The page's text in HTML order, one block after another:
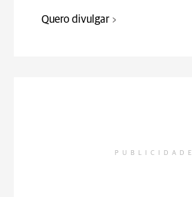
Quero divulgar
PUBLICIDADE